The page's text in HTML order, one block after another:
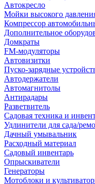
Автокресло
Мойки высокого
Компрессор
Дополнительное
Домкраты
FM-модуляторы
Автовизитки
Пуско-зарядные
Автодержатели
Автомагнитолы
Антирадары
Разветвитель
Садовая техника и
Удлинители для сада/
Дачный умывальник
Расходный материал
Садовый инвентарь
Опрыскиватели
Генераторы
Мотоблоки и